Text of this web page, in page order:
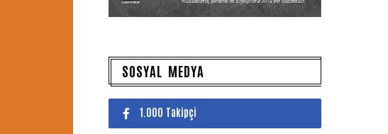
SOSYAL MEDYA
1.000 Takipçi